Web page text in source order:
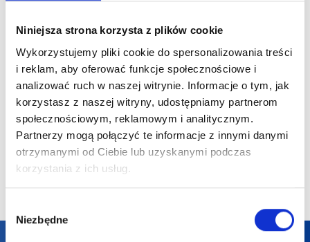
Niniejsza strona korzysta z plików cookie
Wykorzystujemy pliki cookie do spersonalizowania treści
i reklam, aby oferować funkcje społecznościowe i
analizować ruch w naszej witrynie. Informacje o tym, jak
korzystasz z naszej witryny, udostępniamy partnerom
społecznościowym, reklamowym i analitycznym.
Partnerzy mogą połączyć te informacje z innymi danymi
otrzymanymi od Ciebie lub uzyskanymi podczas
korzystania z ich usług.
zgody
Niezbędne
15″ torba
bawełniana 220
gr/m² COTIN
Dostępne różne
kolory
19,54zł netto
Bawełniana torba
chłodząca RECOBA
24,26zł netto
Ash
torba o
7 l
materiału
Dostępne
kolory
9,88